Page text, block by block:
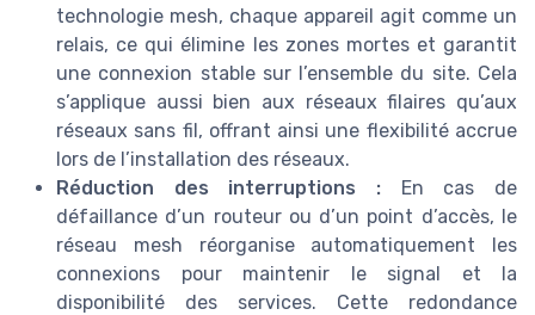
technologie mesh, chaque appareil agit comme un
relais, ce qui élimine les zones mortes et garantit
une connexion stable sur l’ensemble du site. Cela
s’applique aussi bien aux réseaux filaires qu’aux
réseaux sans fil, offrant ainsi une flexibilité accrue
lors de l’installation des réseaux.
Réduction des interruptions : En cas de
défaillance d’un routeur ou d’un point d’accès, le
réseau mesh réorganise automatiquement les
connexions pour maintenir le signal et la
disponibilité des services. Cette redondance